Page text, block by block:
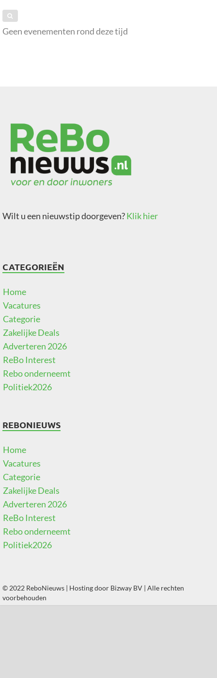
Geen evenementen rond deze tijd
Wilt u een nieuwstip doorgeven?Klik hier
CATEGORIEËN
Home
Vacatures
Categorie
Zakelijke Deals
Adverteren 2026
ReBo Interest
Rebo onderneemt
Politiek2026
REBONIEUWS
Home
Vacatures
Categorie
Zakelijke Deals
Adverteren 2026
ReBo Interest
Rebo onderneemt
Politiek2026
© 2022 ReboNieuws | Hosting door Bizway BV | Alle rechten
voorbehouden